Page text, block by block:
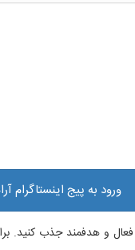
ورود به پیج اینستاگرام
فعال و هدفمند جذب